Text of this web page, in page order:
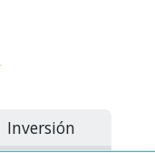
Inversión